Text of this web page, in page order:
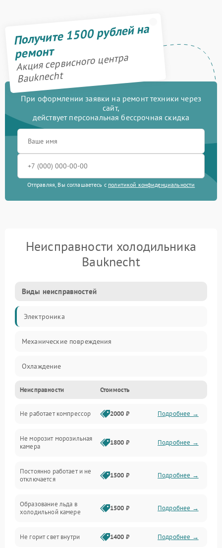
Получите 1500 рублей на
ремонт
Акция сервисного центра
Bauknecht
При оформлении заявки на ремонт техники через
сайт,
действует персональная бессрочная скидка
Отправляя, Вы соглашаетесь с политикой конфиденциальности
Неисправности холодильника
Bauknecht
Виды неисправностей
Электроника
Механические повреждения
Охлаждение
Механика
Электропитание
Дренаж
Неисправности Стоимость
Не работает компрессор 2000 ₽ Подробнее →
Не морозит морозильная
камера
1800 ₽ Подробнее →
Постоянно работает и не
отключается
1500 ₽ Подробнее →
Образование льда в
холодильной камере
1500 ₽ Подробнее →
Не горит свет внутри 1400 ₽ Подробнее →